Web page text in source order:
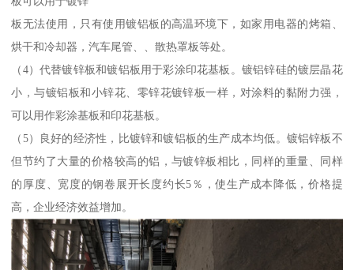
板无法使用，只有使用镀铝板的高温环境下，如家用电器的烤箱、
烘干和冷却器，汽车尾管、、散热罩板等处。
（4）代替镀锌板和镀铝板用于彩涂印花基板。镀铝锌硅的镀层晶花
小，与镀铝板和小锌花、零锌花镀锌板一样，对涂料的黏附力强，
可以用作彩涂基板和印花基板。
（5）良好的经济性，比镀锌和镀铝板的生产成本均低。镀铝锌板不
但节约了大量的价格较高的铝，与镀锌板相比，同样的重量、同样
的厚度、宽度的钢卷展开长度约长5％，使生产成本降低，价格提
高，企业经济效益增加。